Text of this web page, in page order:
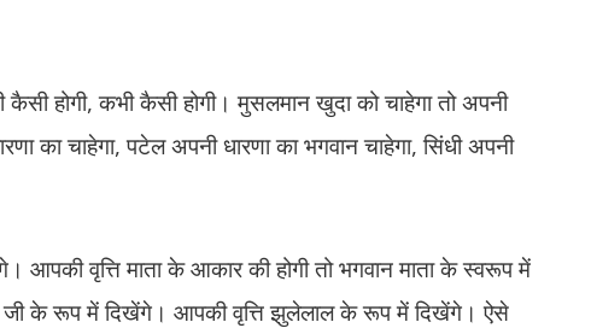
होगी, कभी कैसी होगी। मुसलमान खुदा को चाहेगा तो अपनी
का चाहेगा, पटेल अपनी धारणा का भगवान चाहेगा, सिंधी अपनी
वृत्ति माता के आकार की होगी तो भगवान माता के स्वरूप में
जी के रूप में दिखेंगे। आपकी वृत्ति झुलेलाल के रूप में दिखेंगे। ऐसे